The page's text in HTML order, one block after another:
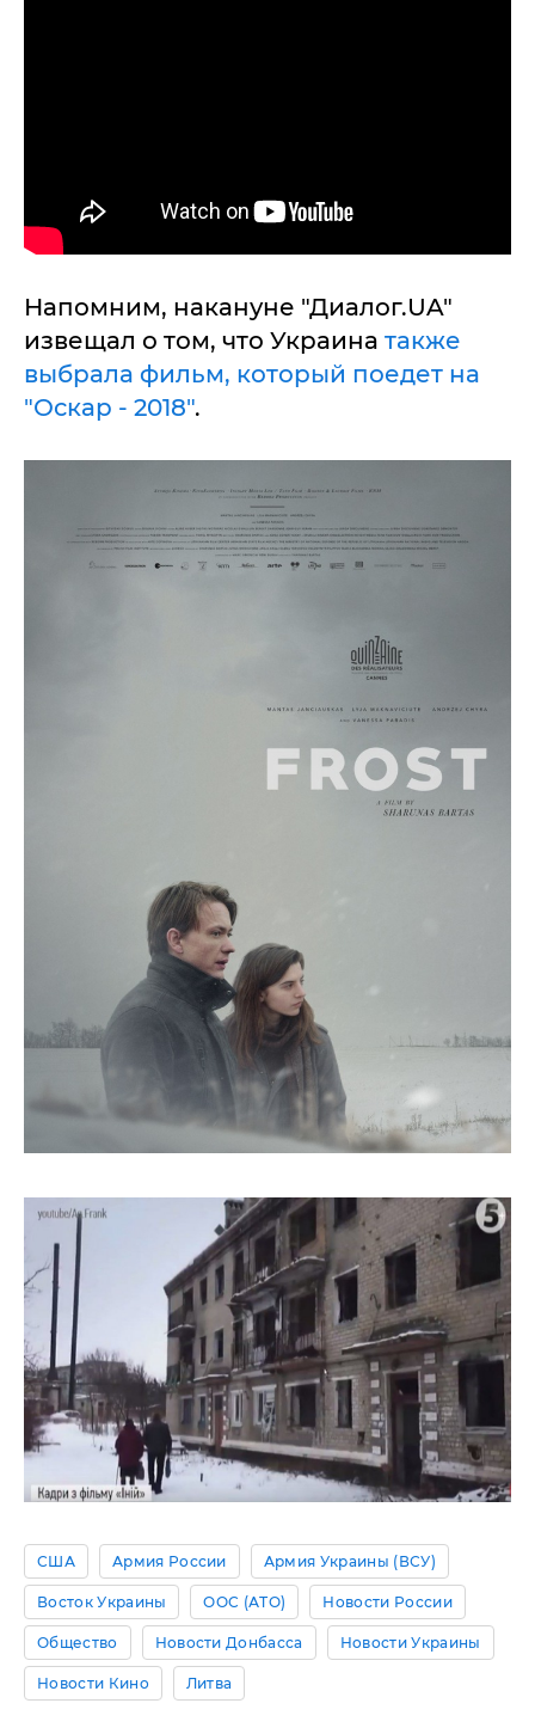
Напомним, накануне "Диалог.UA"
извещал о том, что Украина также
выбрала фильм, который поедет на
"Оскар - 2018".
США Армия России Армия Украины (ВСУ)
Восток Украины ООС (АТО) Новости России
Общество Новости Донбасса Новости Украины
Новости Кино Литва